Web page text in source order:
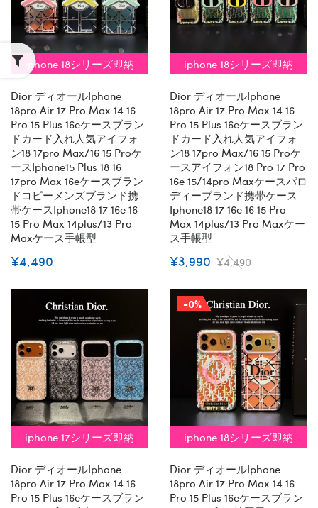
iphone 18シリーズ即納
Dior ディオールiphone
18pro Air 17 Pro Max 14 16
Pro 15 Plus 16eケースブラン
ドカード入れ人気アイフォ
ン18 17pro Max/16 15 Proケ
ースiphone15 Plus 18 16
17pro Max 16eケースブラン
ドコピーメンズブランド携
帯ケースiphone18 17 16e 16
15 Pro Max 14plus/13 Pro
Maxケース手帳型
¥4,490
iphone 18シリーズ即納
Dior ディオールiphone
18pro Air 17 Pro Max 14 16
Pro 15 Plus 16eケースブラン
ドカード入れ人気アイフォ
ン18 17pro Max/16 15 Proケ
ースアイフォン18 Pro 17 Pro
16e 15/14pro Maxケースパロ
ディーブランド携帯ケース
Iphone18 17 16e 16 15 Pro
Max 14plus/13 Pro Maxケー
ス手帳型
¥3,990 ¥4,490
iphone 17シリーズ即納
Dior ディオールiphone
18pro Air 17 Pro Max 14 16
Pro 15 Plus 16eケースブラン
-0%
iphone 18シリーズ即納
Dior ディオールiphone
18pro Air 17 Pro Max 14 16
Pro 15 Plus 16eケースブラン